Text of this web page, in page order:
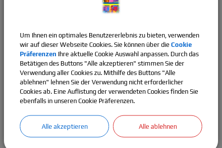
Masernschutz (3).pdf
Schweigepflichtsentbindung:
(316,96 KB)
Schweigepflichtsentbindung.pdf
Einverständnis Schülerunterlagen
Um Ihnen ein optimales Benutzererlebnis zu bieten, verwenden
wir auf dieser Webseite Cookies. Sie können über die Cookie
Präferenzen Ihre aktuelle Cookie Auswahl anpassen. Durch das
Betätigen des Buttons "Alle akzeptieren" stimmen Sie der
Verwendung aller Cookies zu. Mithilfe des Buttons "Alle
ablehnen" lehnen Sie der Verwendung nicht erforderlicher
Cookies ab. Eine Auflistung der verwendeten Cookies finden Sie
ebenfalls in unseren Cookie Präferenzen.
Alle akzeptieren Alle ablehnen